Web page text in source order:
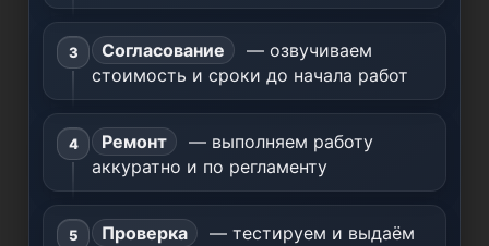
Согласование
— озвучиваем
стоимость и сроки до начала работ
Ремонт
— выполняем работу
аккуратно и по регламенту
Проверка
— тестируем и выдаём